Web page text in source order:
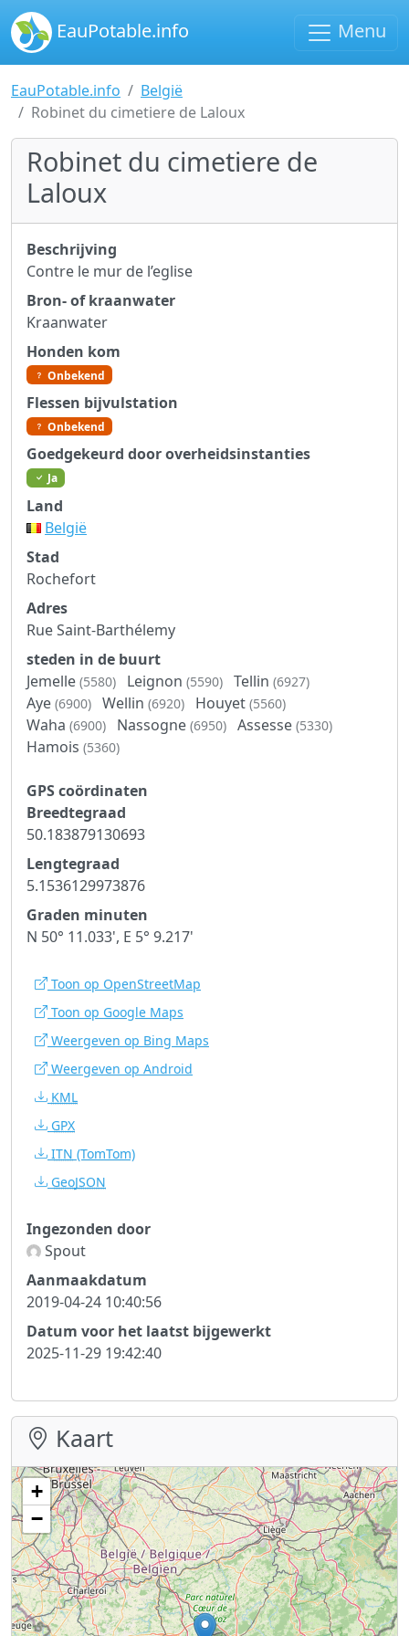
EauPotable.info Menu
EauPotable.info
België
Robinet du cimetiere de Laloux
Robinet du cimetiere de
Laloux
Beschrijving
Contre le mur de l’eglise
Bron- of kraanwater
Kraanwater
Honden kom
Onbekend
Flessen bijvulstation
Onbekend
Goedgekeurd door overheidsinstanties
Ja
Land
België
Stad
Rochefort
Adres
Rue Saint-Barthélemy
steden in de buurt
Jemelle (5580) Leignon (5590) Tellin (6927)
Aye (6900) Wellin (6920) Houyet (5560)
Waha (6900) Nassogne (6950) Assesse (5330)
Hamois (5360)
GPS coördinaten
Breedtegraad
50.183879130693
Lengtegraad
5.1536129973876
Graden minuten
N 50° 11.033', E 5° 9.217'
Toon op OpenStreetMap
Toon op Google Maps
Weergeven op Bing Maps
Weergeven op Android
KML
GPX
ITN (TomTom)
GeoJSON
Ingezonden door
Spout
Aanmaakdatum
2019-04-24 10:40:56
Datum voor het laatst bijgewerkt
2025-11-29 19:42:40
Kaart
+
−